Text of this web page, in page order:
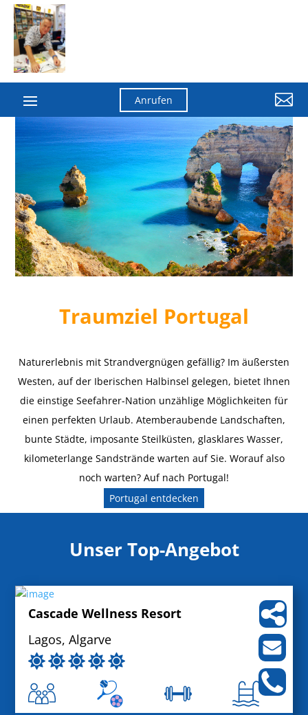
Anrufen 
Traumziel Portugal
Naturerlebnis mit Strandvergnügen gefällig? Im äußersten
Westen, auf der Iberischen Halbinsel gelegen, bietet Ihnen
die einstige Seefahrer-Nation unzählige Möglichkeiten für
einen perfekten Urlaub. Atemberaubende Landschaften,
bunte Städte, imposante Steilküsten, glasklares Wasser,
kilometerlange Sandstrände warten auf Sie. Worauf also
noch warten? Auf nach Portugal!
Portugal entdecken
Unser Top-Angebot
Cascade Wellness Resort
Lagos, Algarve